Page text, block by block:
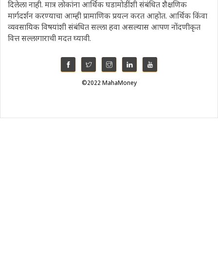
दिलेला नाही. मात्र लोकांना आर्थिक घडामोडींशी संबंधित शैक्षणिक
मार्गदर्शन करण्याचा आम्ही प्रामाणिक प्रयत्न करत आहोत. आर्थिक किंवा
व्यवसायिक विषयांशी संबंधित सल्ला हवा असल्यास आपण नोंदणीकृत
वित्त सल्लागाराची मदत घ्यावी.
©2022 MahaMoney